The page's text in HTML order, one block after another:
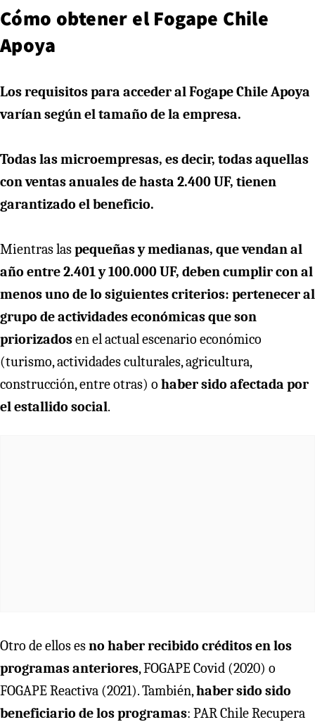
Cómo obtener el Fogape Chile
Apoya
Los requisitos para acceder al Fogape Chile Apoya
varían según el tamaño de la empresa.
Todas las microempresas, es decir, todas aquellas
con ventas anuales de hasta 2.400 UF, tienen
garantizado el beneficio.
Mientras laspequeñas y medianas, que vendan al
año entre 2.401 y 100.000 UF, deben cumplir con al
menos uno de lo siguientes criterios: pertenecer al
grupo de actividades económicas que son
priorizadosen el actual escenario económico
(turismo, actividades culturales, agricultura,
construcción, entre otras) o haber sido afectada por
el estallido social.
Otro de ellos esno haber recibido créditos en los
programas anteriores, FOGAPE Covid (2020) o
FOGAPE Reactiva (2021). También,haber sido sido
beneficiario de los programas: PAR Chile Recupera